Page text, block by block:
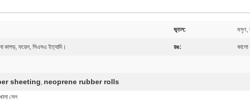
ভূতল: মসৃণ,
কাপড়, ফয়েল, পিএসএ ইত্যাদি। রঙ: কালো
sheeting, neoprene rubber rolls
সেল